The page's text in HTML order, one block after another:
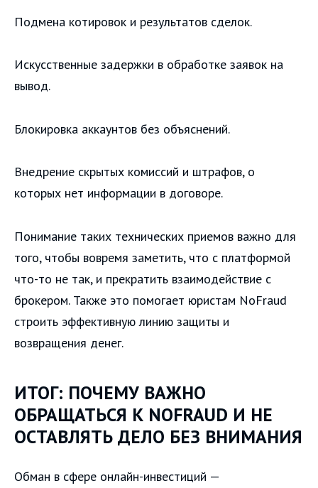
Подмена котировок и результатов сделок.
Искусственные задержки в обработке заявок на
вывод.
Блокировка аккаунтов без объяснений.
Внедрение скрытых комиссий и штрафов, о
которых нет информации в договоре.
Понимание таких технических приемов важно для
того, чтобы вовремя заметить, что с платформой
что-то не так, и прекратить взаимодействие с
брокером. Также это помогает юристам NoFraud
строить эффективную линию защиты и
возвращения денег.
ИТОГ: ПОЧЕМУ ВАЖНО
ОБРАЩАТЬСЯ К NOFRAUD И НЕ
ОСТАВЛЯТЬ ДЕЛО БЕЗ ВНИМАНИЯ
Обман в сфере онлайн-инвестиций —